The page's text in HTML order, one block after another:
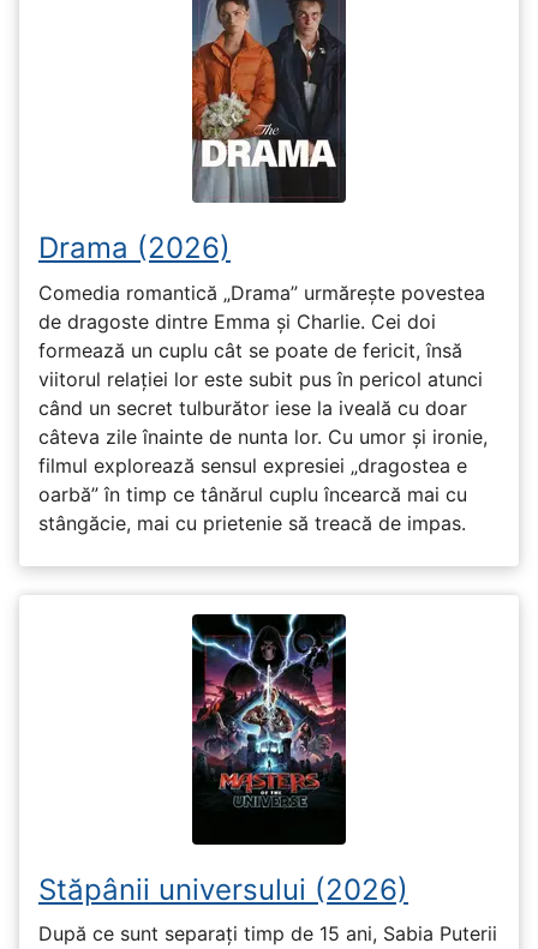
Drama (2026)
Comedia romantică „Drama” urmărește povestea
de dragoste dintre Emma și Charlie. Cei doi
formează un cuplu cât se poate de fericit, însă
viitorul relației lor este subit pus în pericol atunci
când un secret tulburător iese la iveală cu doar
câteva zile înainte de nunta lor. Cu umor și ironie,
filmul explorează sensul expresiei „dragostea e
oarbă” în timp ce tânărul cuplu încearcă mai cu
stângăcie, mai cu prietenie să treacă de impas.
Stăpânii universului (2026)
După ce sunt separați timp de 15 ani, Sabia Puterii